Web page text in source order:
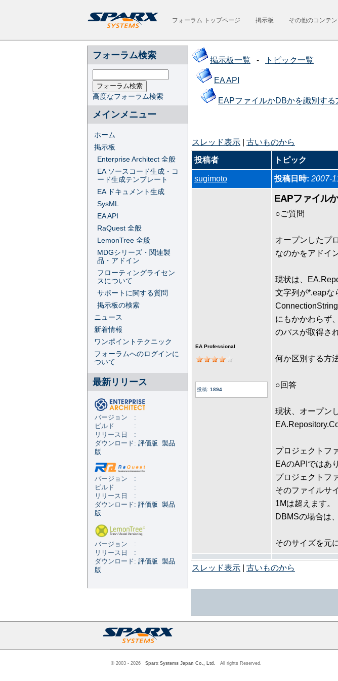
フォーラム トップページ 掲示板 その他のコンテ
フォーラム検索
高度なフォーラム検索
メインメニュー
ホーム
掲示板
Enterprise Architect 全般
EA ソースコード生成・コ
ード生成テンプレート
EA ドキュメント生成
SysML
EA API
RaQuest 全般
LemonTree 全般
MDGシリーズ・関連製
品・アドイン
フローティングライセン
スについて
サポートに関する質問
掲示板の検索
ニュース
新着情報
ワンポイントテクニック
フォーラムへのログインに
ついて
最新リリース
バージョン :
ビルド :
リリース日 :
ダウンロード: 評価版
製品
版
バージョン :
ビルド :
リリース日 :
ダウンロード: 評価版
製品
版
バージョン :
リリース日 :
ダウンロード: 評価版
製品
版
掲示板一覧 - トピック一覧
EA API
EAPファイルかDBかを識別する
スレッド表示 古いものから
投稿者 トピック
sugimoto 投稿日時: 2007-
EA Professional
投稿: 1894
EAPファイル
○ご質問
オープンしたプ
なのかをアドイ
現状は、
文字列が*.eapな
にもかかわらず
のパスが取得さ
何か区別する方
○回答
現状、オープン
プロジェクトフ
EAのAPIではあ
プロジェクトフ
そのファイルサ
1Mは超えます。
DBMSの場合は
そのサイズを元
スレッド表示 古いものから
© 2003 - 2026 Sparx Systems Japan Co., Ltd. All rights Reserved.